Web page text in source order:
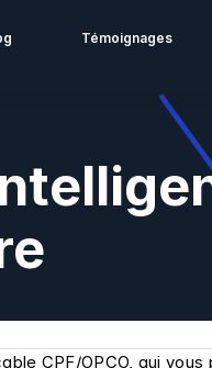
CPF/OPCO, qui
Témoignages